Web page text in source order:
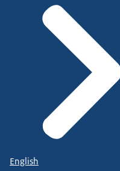
English